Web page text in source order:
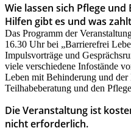
Wie lassen sich Pflege
Hilfen gibt es und was
Das Programm der
16.30 Uhr bei „Barrierefrei
Impulsvorträge und
viele verschiedene Infostände
Leben mit Behinderung und
Teilhabeberatung und den
Die Veranstaltung ist
nicht erforderlich.